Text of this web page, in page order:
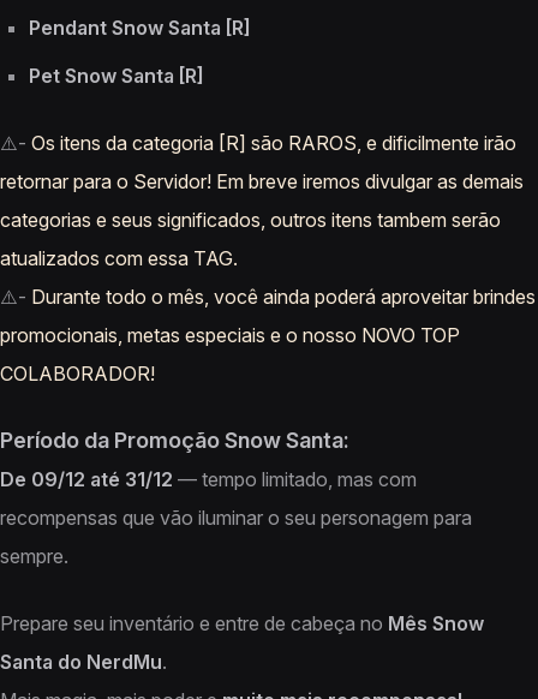
Pendant Snow Santa [R]
Pet Snow Santa [R]
⚠️- Os itens da categoria [R] são RAROS, e dificilmente irão
retornar para o Servidor! Em breve iremos divulgar as demais
categorias e seus significados, outros itens tambem serão
atualizados com essa TAG.
⚠️- Durante todo o mês, você ainda poderá aproveitar brindes
promocionais, metas especiais e o nosso NOVO TOP
COLABORADOR!
Período da Promoção Snow Santa:
De 09/12 até 31/12 — tempo limitado, mas com
recompensas que vão iluminar o seu personagem para
sempre.
Prepare seu inventário e entre de cabeça no Mês Snow
Santa do NerdMu.